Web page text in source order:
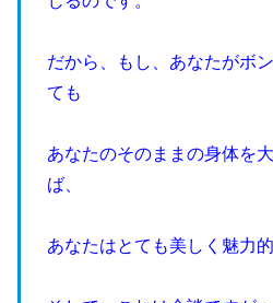
だから、もし、あなたがボ
ても
あなたのそのままの身体を
ば、
あなたはとても美しく魅力